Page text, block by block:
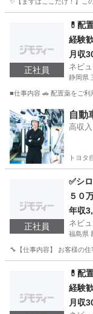
軽作
正社員
💊配
経験
｜ル
月収
ネビ
静岡県
■仕事内容 🚗 配置薬をご利
静岡 三島市 営業
自動
高収
トヨタ
正社員
✅シ
５０
歓迎
宅関
年収
ネビ
福島県
🔧【仕事内容】 お客様の
技術
💊配
経験
｜ル
月収